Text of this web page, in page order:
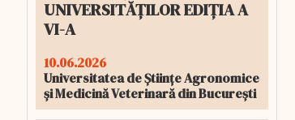
UNIVERSITĂȚILOR EDIȚIA A
VI-A
10.06.2026
Universitatea de Științe Agronomice
și Medicină Veterinară din București